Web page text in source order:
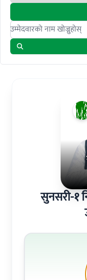
Search candidates
सुनसरी-१